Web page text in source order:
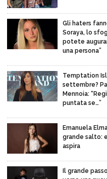
Gli haters
Soraya, lo
potete
una persona”
Temptation
settembre?
Mennoia:
puntata se…”
Emanuela
grande salto:
aspira
Il grande